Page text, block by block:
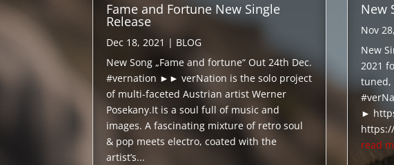
Fame and Fortune New Single
Release
Dec 18, 2021 | BLOG
New Song „Fame and fortune“ Out 24th Dec.
#vernation ►► verNation is the solo project
of multi-faceted Austrian artist Werner
Posekany.It is a soul full of music and
images. A fascinating mixture of retro soul
& pop meets electro, coated with the
artist’s...
New
Nov
New
2021
tuned,
►
read